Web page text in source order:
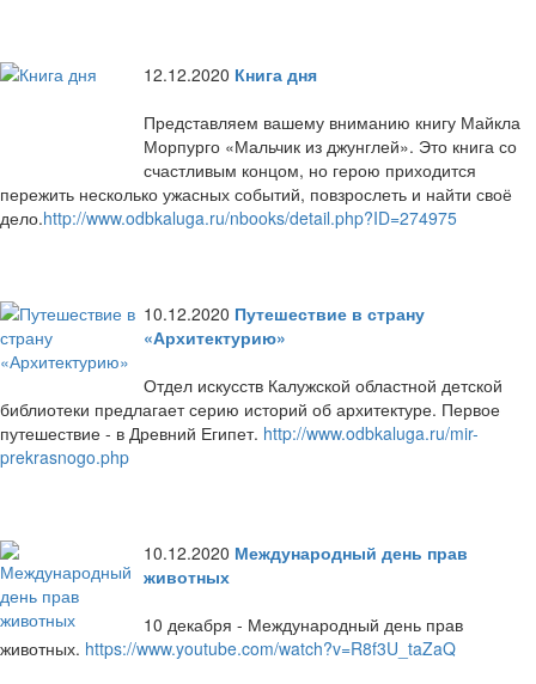
12.12.2020 Книга дня
Представляем вашему вниманию книгу Майкла
Морпурго «Мальчик из джунглей». Это книга со
счастливым концом, но герою приходится
пережить несколько ужасных событий, повзрослеть и найти своё
дело.http://www.odbkaluga.ru/nbooks/detail.php?ID=274975
10.12.2020 Путешествие в страну
«Архитектурию»
Отдел искусств Калужской областной детской
библиотеки предлагает серию историй об архитектуре. Первое
путешествие - в Древний Египет. http://www.odbkaluga.ru/mir-
prekrasnogo.php
10.12.2020 Международный день прав
животных
10 декабря - Международный день прав
животных. https://www.youtube.com/watch?v=R8f3U_taZaQ